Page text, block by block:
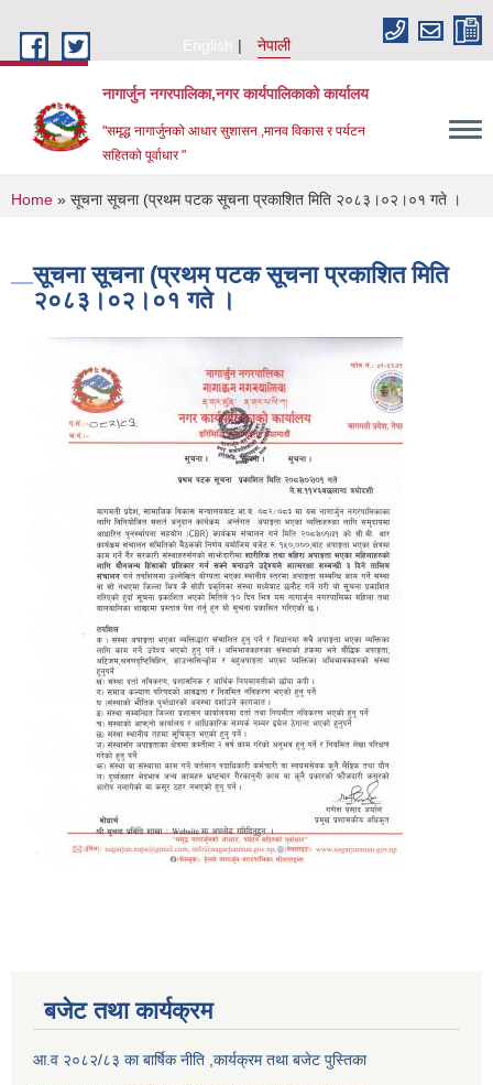
English
नेपाली
नागार्जुन नगरपालिका,नगर कार्यपालिकाको कार्यालय
"समृद्ध नागार्जुनको आधार सुशासन ,मानव विकास र पर्यटन
सहितको पूर्वाधार "
You are here
Home » सूचना सूचना (प्रथम पटक सूचना प्रकाशित मिति २०८३।०२।०१ गते ।
सूचना सूचना (प्रथम पटक सूचना प्रकाशित मिति
२०८३।०२।०१ गते ।
बजेट तथा कार्यक्रम
आ.व २०८२/८३ का बार्षिक नीति ,कार्यक्रम तथा बजेट पुस्तिका